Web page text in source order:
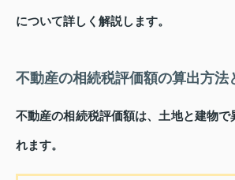
について詳しく解説します。
不動産の相続税評価額の算出方法
不動産の相続税評価額は、土地と建物で
れます。